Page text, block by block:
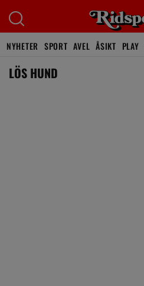
NYHETER SPORT AVEL ÅSIKT PLAY
LÖS HUND